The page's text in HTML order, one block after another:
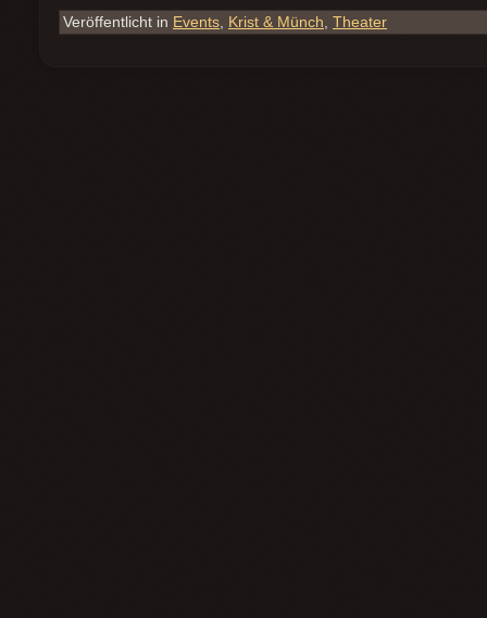
Veröffentlicht in Events, Krist & Münch, Theater